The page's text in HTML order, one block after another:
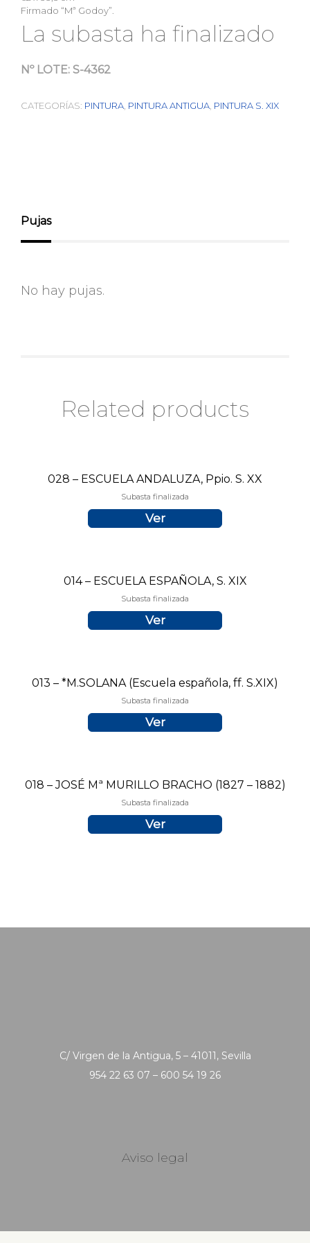
Firmado “Mª Godoy”.
La subasta ha finalizado
Nº LOTE: S-4362
CATEGORÍAS: PINTURA, PINTURA ANTIGUA, PINTURA S. XIX
Pujas
No hay pujas.
Related products
028 – ESCUELA ANDALUZA, Ppio. S. XX
Subasta finalizada
Ver
014 – ESCUELA ESPAÑOLA, S. XIX
Subasta finalizada
Ver
013 – *M.SOLANA (Escuela española, ff. S.XIX)
Subasta finalizada
Ver
018 – JOSÉ Mª MURILLO BRACHO (1827 – 1882)
Subasta finalizada
Ver
C/ Virgen de la Antigua, 5 – 41011, Sevilla
954 22 63 07 – 600 54 19 26
Aviso legal